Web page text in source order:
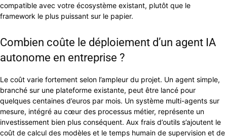
compatible avec votre écosystème existant, plutôt que le
framework le plus puissant sur le papier.
Combien coûte le déploiement d’un agent IA
autonome en entreprise ?
Le coût varie fortement selon l’ampleur du projet. Un agent simple,
branché sur une plateforme existante, peut être lancé pour
quelques centaines d’euros par mois. Un système multi-agents sur
mesure, intégré au cœur des processus métier, représente un
investissement bien plus conséquent. Aux frais d’outils s’ajoutent le
coût de calcul des modèles et le temps humain de supervision et de